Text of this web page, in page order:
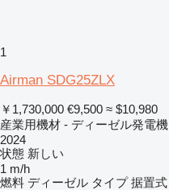
1
Airman SDG25ZLX
￥1,730,000 €9,500 ≈ $10,980
産業用機材 - ディーゼル発電機
2024
状態 新しい
1 m/h
燃料 ディーゼル タイプ 据置式